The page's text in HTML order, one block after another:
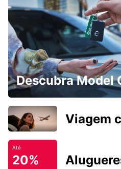
Descubra Model
Viagem
Até
20%